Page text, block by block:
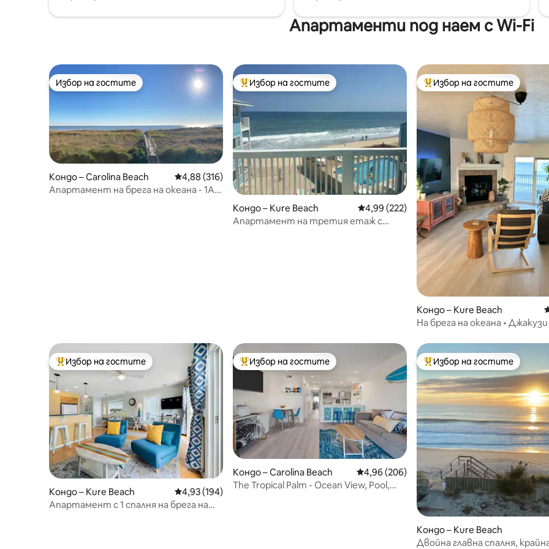
Апартаменти под наем с Wi-Fi
Избор на гостите
Избор на гостите
Кондо – Carolina Beach Средна оценка: 4,88 от 5, 316 отзива
4,88 (316)
Апартамент на брега на океана - 1А-
Най-популярен избор на гостите
Избор на гостите
Кондо – Kure Beach Средна оценка: 4,99 от 5, 222 отзива
4,99 (222)
Апартамент на третия етаж с
Най-популярен избор на
Избор на гостите
Кондо – Kure Beach
На брега на океана • Джакузи
Най-популярен избор на гостите
Избор на гостите
Кондо – Kure Beach Средна оценка: 4,93 от 5, 194 отзива
4,93 (194)
Апартамент с 1 спалня на брега на
Най-популярен избор на гостите
Избор на гостите
Кондо – Carolina Beach Средна оценка: 4,96 от 5, 206 отзива
4,96 (206)
The Tropical Palm - Ocean View, Pool,
Най-популярен избор на
Избор на гостите
Кондо – Kure Beach
Двойна главна спалня,